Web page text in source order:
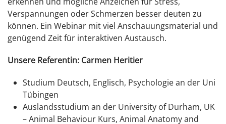
Verspannungen oder Schmerzen besser deuten zu
können. Ein Webinar mit viel Anschauungsmaterial und
genügend Zeit für interaktiven Austausch.
Unsere Referentin: Carmen Heritier
Studium Deutsch, Englisch, Psychologie an der Uni
Tübingen
Auslandsstudium an der University of Durham, UK
– Animal Behaviour Kurs, Animal Anatomy and